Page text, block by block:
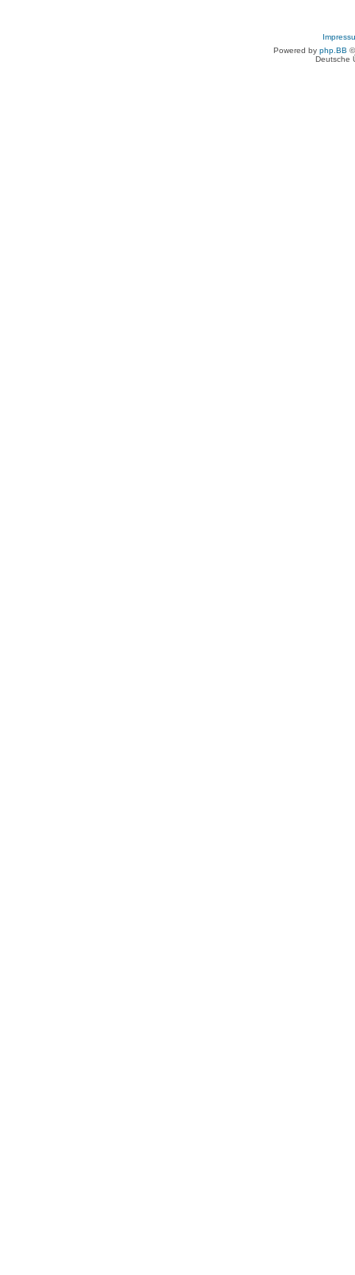
Powered by php.BB
Deutsche